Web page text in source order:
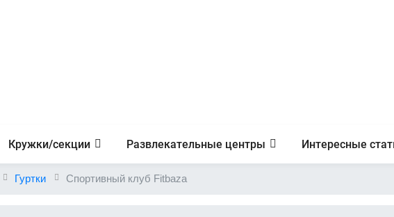
Кружки/секции Развлекательные центры Интересные
Гуртки Спортивный клуб Fitbaza